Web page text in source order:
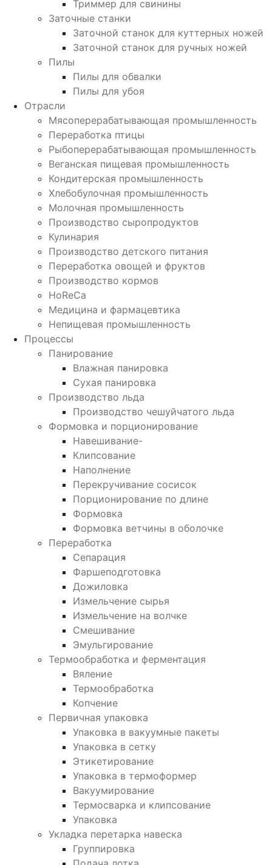
Триммер для свинины
Заточные станки
Заточной станок для куттерных ножей
Заточной станок для ручных ножей
Пилы
Пилы для обвалки
Пилы для убоя
Отрасли
Мясоперерабатывающая промышленность
Переработка птицы
Рыбоперерабатывающая промышленность
Веганская пищевая промышленность
Кондитерская промышленность
Хлебобулочная промышленность
Молочная промышленность
Производство сыропродуктов
Кулинария
Производство детского питания
Переработка овощей и фруктов
Производство кормов
HoReCa
Медицина и фармацевтика
Непищевая промышленность
Процессы
Панирование
Влажная панировка
Сухая панировка
Производство льда
Производство чешуйчатого льда
Формовка и порционирование
Навешивание-
Клипсование
Наполнение
Перекручивание сосисок
Порционирование по длине
Формовка
Формовка ветчины в оболочке
Переработка
Сепарация
Фаршеподготовка
Дожиловка
Измельчение сырья
Измельчение на волчке
Смешивание
Эмульгирование
Термообработка и ферментация
Вяление
Термообработка
Копчение
Первичная упаковка
Упаковка в вакуумные пакеты
Упаковка в сетку
Этикетирование
Упаковка в термоформер
Вакуумирование
Термосварка и клипсование
Упаковка
Укладка перетарка навеска
Группировка